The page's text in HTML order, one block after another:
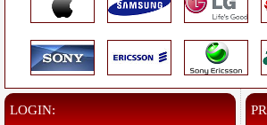
LOGIN: